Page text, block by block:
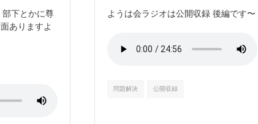
部下とかに尊
ありますよ
ようは会ラジオは公開収録 後編です〜
問題解決 公開収録